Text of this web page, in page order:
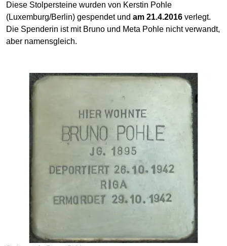
Diese Stolpersteine wurden von Kerstin Pohle
(Luxemburg/Berlin) gespendet und am 21.4.2016 verlegt.
Die Spenderin ist mit Bruno und Meta Pohle nicht verwandt,
aber namensgleich.